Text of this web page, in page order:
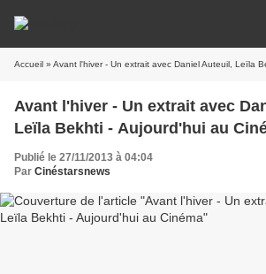
Accueil » Avant l'hiver - Un extrait avec Daniel Auteuil, Leïla
Avant l'hiver - Un extrait avec
Leïla Bekhti - Aujourd'hui au
Publié le 27/11/2013 à 04:04
Par Cinéstarsnews